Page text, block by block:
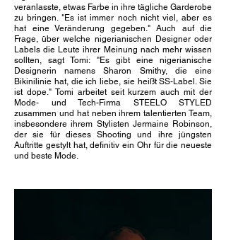
veranlasste, etwas Farbe in ihre tägliche Garderobe
zu bringen. "Es ist immer noch nicht viel, aber es
hat eine Veränderung gegeben." Auch auf die
Frage, über welche nigerianischen Designer oder
Labels die Leute ihrer Meinung nach mehr wissen
sollten, sagt Tomi: "Es gibt eine nigerianische
Designerin namens Sharon Smithy, die eine
Bikinilinie hat, die ich liebe, sie heißt SS-Label. Sie
ist dope." Tomi arbeitet seit kurzem auch mit der
Mode- und Tech-Firma STEELO STYLED
zusammen und hat neben ihrem talentierten Team,
insbesondere ihrem Stylisten Jermaine Robinson,
der sie für dieses Shooting und ihre jüngsten
Auftritte gestylt hat, definitiv ein Ohr für die neueste
und beste Mode.